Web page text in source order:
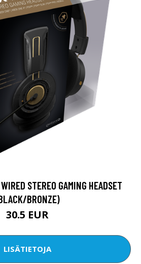
STEREO GAMING HEADSET
BRONZE)
30.5 EUR
LISÄTIETOJA